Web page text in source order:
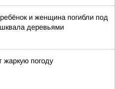
и женщина погибли под
деревьями
жаркую погоду